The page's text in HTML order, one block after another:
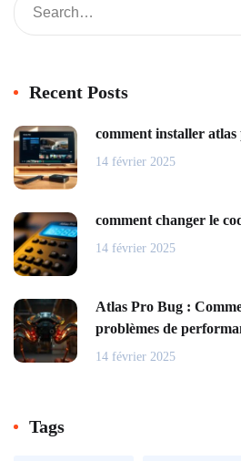
Recent Posts
comment installer
14 février 2025
comment changer le
14 février 2025
Atlas Pro Bug :
problèmes de
14 février 2025
Tags